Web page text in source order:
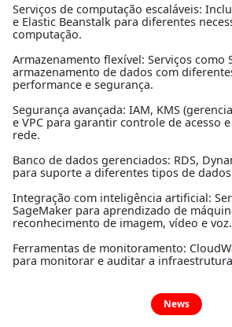
Serviços de computação escaláveis:
e Elastic Beanstalk para diferentes
computação.
Armazenamento flexível: Serviços como
armazenamento de dados com
performance e segurança.
Segurança avançada: IAM, KMS
e VPC para garantir controle de acesso
rede.
Banco de dados gerenciados: RDS,
para suporte a diferentes tipos de
Integração com inteligência artificial:
SageMaker para aprendizado de
reconhecimento de imagem, vídeo e voz.
Ferramentas de monitoramento:
para monitorar e auditar a infraestrutura
News